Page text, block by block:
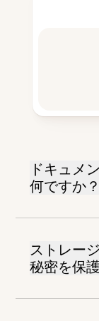
ドキュメ
何ですか？
ストレー
秘密を保